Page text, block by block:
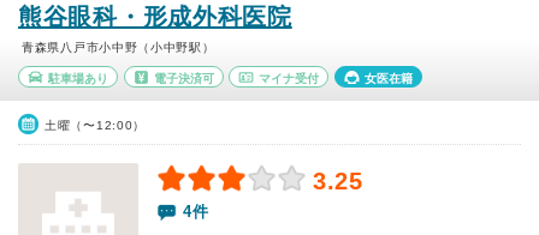
熊谷眼科・形成外科医院
青森県八戸市小中野（小中野駅）
駐車場あり 電子決済可 マイナ受付 女医在籍
土曜（〜12:00）
3.25
4件